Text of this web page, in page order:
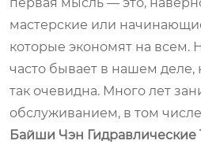
мастерские или
которые экономят на всем.
часто бывает в нашем деле,
так очевидна. Много лет
обслуживанием, в том
Байши Чэн Гидравлические